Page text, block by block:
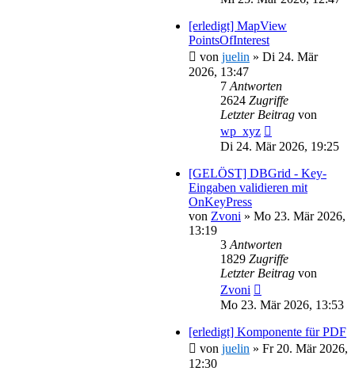
[erledigt] MapView
PointsOfInterest
von juelin » Di 24. Mär
2026, 13:47
7 Antworten
2624 Zugriffe
Letzter Beitrag von
wp_xyz
Di 24. Mär 2026, 19:25
[GELÖST] DBGrid - Key-
Eingaben validieren mit
OnKeyPress
von Zvoni » Mo 23. Mär 2026,
13:19
3 Antworten
1829 Zugriffe
Letzter Beitrag von
Zvoni
Mo 23. Mär 2026, 13:53
[erledigt] Komponente für PDF
von juelin » Fr 20. Mär 2026,
12:30